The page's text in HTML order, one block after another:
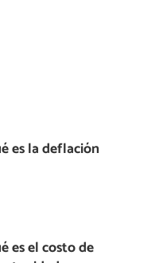
es la deflación
es el costo de